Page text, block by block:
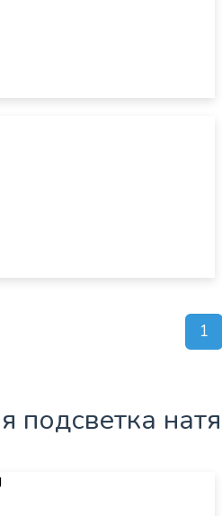
1
подсветка